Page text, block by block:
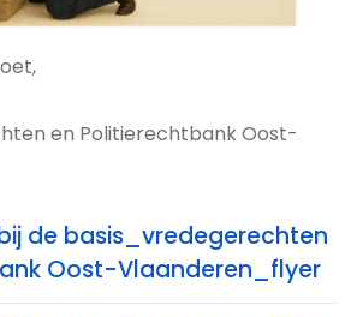
en Politierechtbank Oost-
de basis_vredegerechten
Oost-Vlaanderen_flyer